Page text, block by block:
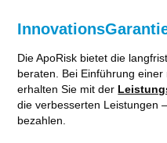
Die ApoRisk bietet die
beraten. Bei Einführung
erhalten Sie mit der
die verbesserten Leistungen
bezahlen.